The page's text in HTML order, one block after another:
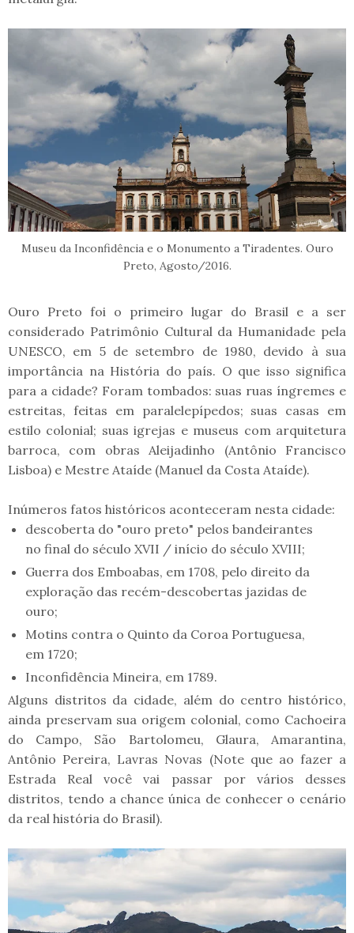
Museu da Inconfidência e o Monumento a Tiradentes. Ouro
Preto, Agosto/2016.
Ouro Preto foi o primeiro lugar do Brasil e a ser
considerado Patrimônio Cultural da Humanidade pela
UNESCO, em 5 de setembro de 1980, devido à sua
importância na História do país. O que isso significa
para a cidade? Foram tombados: suas ruas íngremes e
estreitas, feitas em paralelepípedos; suas casas em
estilo colonial; suas igrejas e museus com arquitetura
barroca, com obras Aleijadinho (Antônio Francisco
Lisboa) e Mestre Ataíde (Manuel da Costa Ataíde).
Inúmeros fatos históricos aconteceram nesta cidade:
descoberta do "ouro preto" pelos bandeirantes
no final do século XVII / início do século XVIII;
Guerra dos Emboabas, em 1708, pelo direito da
exploração das recém-descobertas jazidas de
ouro;
Motins contra o Quinto da Coroa Portuguesa,
em 1720;
Inconfidência Mineira, em 1789.
Alguns distritos da cidade, além do centro histórico,
ainda preservam sua origem colonial, como Cachoeira
do Campo, São Bartolomeu, Glaura, Amarantina,
Antônio Pereira, Lavras Novas (Note que ao fazer a
Estrada Real você vai passar por vários desses
distritos, tendo a chance única de conhecer o cenário
da real história do Brasil).